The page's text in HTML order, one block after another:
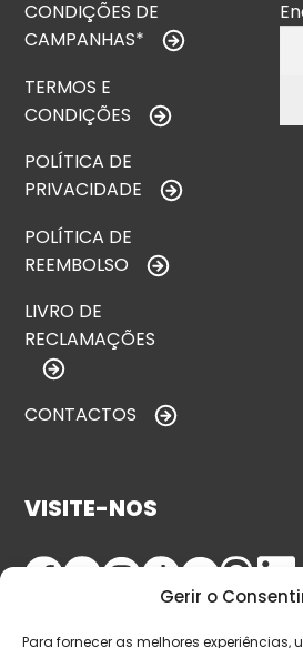
Gerir o
Para fornecer as melhores
CONDIÇÕES DE
CAMPANHAS*
TERMOS E
CONDIÇÕES
POLÍTICA DE
PRIVACIDADE
POLÍTICA DE
REEMBOLSO
LIVRO DE
RECLAMAÇÕES
CONTACTOS
VISITE-NOS